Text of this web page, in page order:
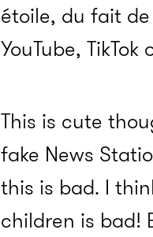
étoile, du fait
YouTube, TikTok
This is cute
fake News
this is bad. I
children is bad!